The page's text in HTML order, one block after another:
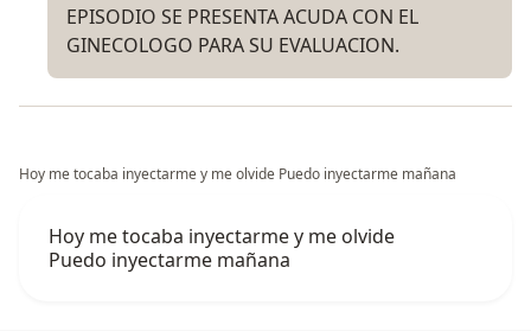
EPISODIO SE PRESENTA ACUDA CON EL
GINECOLOGO PARA SU EVALUACION.
Hoy me tocaba inyectarme y me olvide Puedo inyectarme mañana
Hoy me tocaba inyectarme y me olvide
Puedo inyectarme mañana